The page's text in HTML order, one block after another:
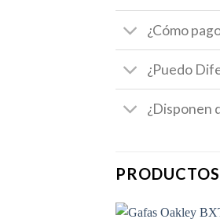
¿Cómo
¿Puedo
¿Disponen